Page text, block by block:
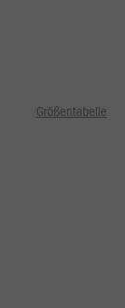
Größentabelle